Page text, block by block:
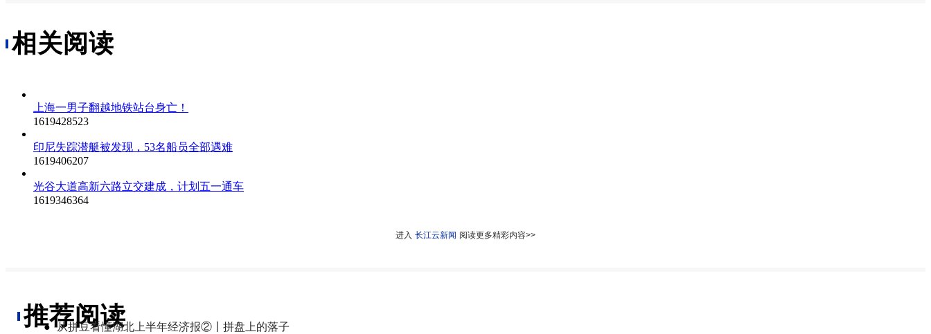
相关阅读
上海一男子翻越地铁站台身亡！
1619428523
印尼失踪潜艇被发现，53名船员全部遇难
1619406207
光谷大道高新六路立交建成，计划五一通车
1619346364
进入 长江云新闻 阅读更多精彩内容>>
推荐阅读
● 从拼豆看懂湖北上半年经济报②丨拼盘上的落子